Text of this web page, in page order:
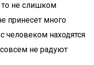
то не слишком
принесет много
человеком находятся
не радуют